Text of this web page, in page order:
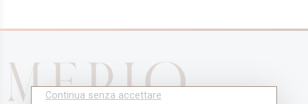
Continua senza accettare